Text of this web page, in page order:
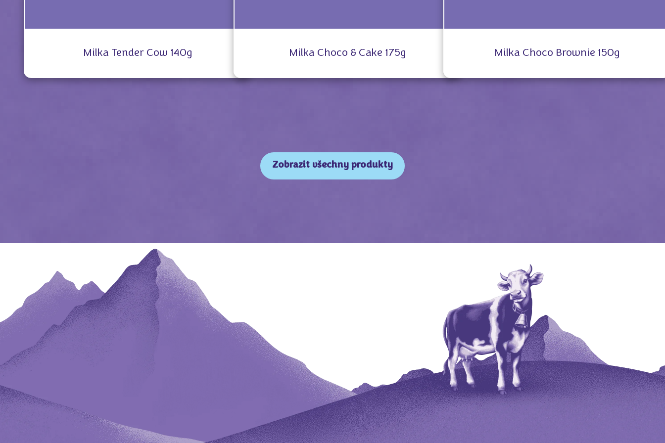
Milka Tender Cow 140g Milka Choco & Cake 175g Milka Choco Brownie 150g
Zobrazit všechny produkty